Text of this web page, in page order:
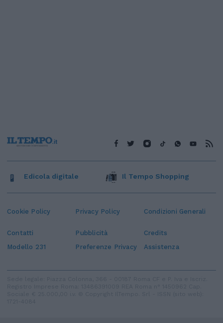
Cookie Policy Privacy Policy Condizioni Generali
Contatti Pubblicità
Credits
Modello 231
Preferenze Privacy Assistenza
Edicola digitale Il Tempo Shopping